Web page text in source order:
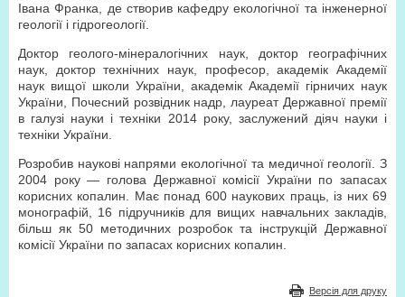
Івана Франка, де створив кафедру екологічної та інженерної
геології і гідрогеології.
Доктор геолого-мінералогічних наук, доктор географічних
наук, доктор технічних наук, професор, академік Академії
наук вищої школи України, академік Академії гірничих наук
України, Почесний розвідник надр, лауреат Державної премії
в галузі науки і техніки 2014 року, заслужений діяч науки і
техніки України.
Розробив наукові напрями екологічної та медичної геології. З
2004 року — голова Державної комісії України по запасах
корисних копалин. Має понад 600 наукових праць, із них 69
монографій, 16 підручників для вищих навчальних закладів,
більш як 50 методичних розробок та інструкцій Державної
комісії України по запасах корисних копалин.
Версія для друку